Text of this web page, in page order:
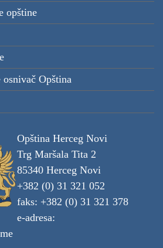
opštine
Opština
Opština Herceg Novi
Trg Maršala Tita 2
85340 Herceg Novi
+382 (0) 31 321 052
faks: +382 (0) 31 321 378
e-adresa: